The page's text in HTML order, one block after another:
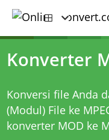
Konverter
Konversi file Anda
(Modul) File ke
konverter MOD ke